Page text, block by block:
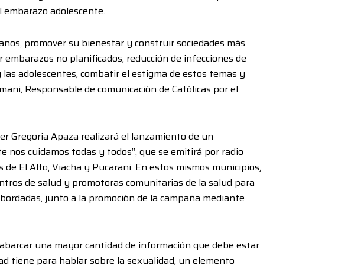
adolescente.
promover su bienestar y construir sociedades más
no planificados, reducción de infecciones de
adolescentes, combatir el estigma de estos temas y
Responsable de comunicación de Católicas por el
Gregoria Apaza realizará el lanzamiento de un
nos cuidamos todas y todos”, que se emitirá por radio
El Alto, Viacha y Pucarani. En estos mismos municipios,
de salud y promotoras comunitarias de la salud para
junto a la promoción de la campaña mediante
una mayor cantidad de información que debe estar
tiene para hablar sobre la sexualidad, un elemento